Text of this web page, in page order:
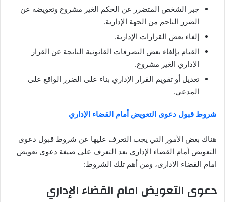
جبر الشخص المتضرر عن الحكم الغير مشروع وتعويضه عن
الضرر الناجم من الجهة الإدارية.
إلغاء بعض القرارات الإدارية.
القيام بإلغاء بعض التصرفات القانونية الناتجة عن القرار
الإداري الغير مشروع.
تعديل أو تقويم القرار الإداري بناء على الضرر الواقع على
المدعي.
شروط قبول دعوى التعويض أمام القضاء الإداري
هناك بعض الأمور التي يجب التعرف عليها عن شروط قبول دعوى
التعويض أمام القضاء الإداري بعد التعرف على صيغة دعوى تعويض
امام القضاء الادارى، ومن أهم تلك الشروط:
دعوى التعويض امام القضاء الإداري